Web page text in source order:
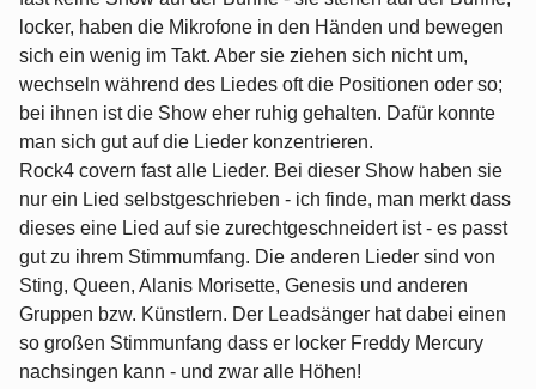
locker, haben die Mikrofone in den Händen und bewegen
sich ein wenig im Takt. Aber sie ziehen sich nicht um,
wechseln während des Liedes oft die Positionen oder so;
bei ihnen ist die Show eher ruhig gehalten. Dafür konnte
man sich gut auf die Lieder konzentrieren.
Rock4 covern fast alle Lieder. Bei dieser Show haben sie
nur ein Lied selbstgeschrieben - ich finde, man merkt dass
dieses eine Lied auf sie zurechtgeschneidert ist - es passt
gut zu ihrem Stimmumfang. Die anderen Lieder sind von
Sting, Queen, Alanis Morisette, Genesis und anderen
Gruppen bzw. Künstlern. Der Leadsänger hat dabei einen
so großen Stimmunfang dass er locker Freddy Mercury
nachsingen kann - und zwar alle Höhen!